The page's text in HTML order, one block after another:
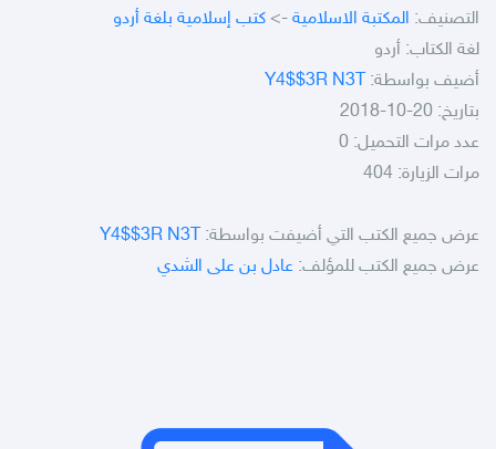
التصنيف: المكتبة الاسلامية -> كتب إسلامية بلغة أردو
لغة الكتاب: أردو
أضيف بواسطة: Y4$$3R N3T
بتاريخ: 20-10-2018
عدد مرات التحميل: 0
مرات الزيارة: 404
عرض جميع الكتب التي أضيفت بواسطة: Y4$$3R N3T
عرض جميع الكتب للمؤلف: عادل بن على الشدي